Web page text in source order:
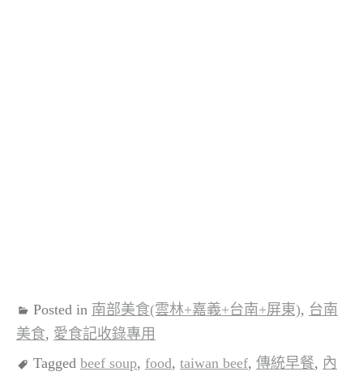
Posted in 南部美食(雲林+嘉義+台南+屏東), 台南
美食, 愛食記收錄專用
Tagged beef soup, food, taiwan beef, 傳統早餐, 內